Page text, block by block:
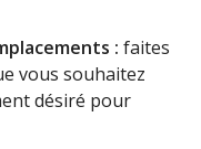
: faites
vous souhaitez
désiré pour